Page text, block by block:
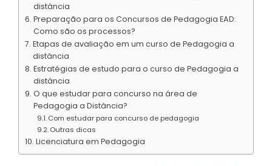
distância
Preparação para os Concursos de Pedagogia EAD:
Como são os processos?
Etapas de avaliação em um curso de Pedagogia a
distância
Estratégias de estudo para o curso de Pedagogia a
distância
O que estudar para concurso na área de
Pedagogia a Distância?
Com estudar para concurso de pedagogia
Outras dicas
Licenciatura em Pedagogia